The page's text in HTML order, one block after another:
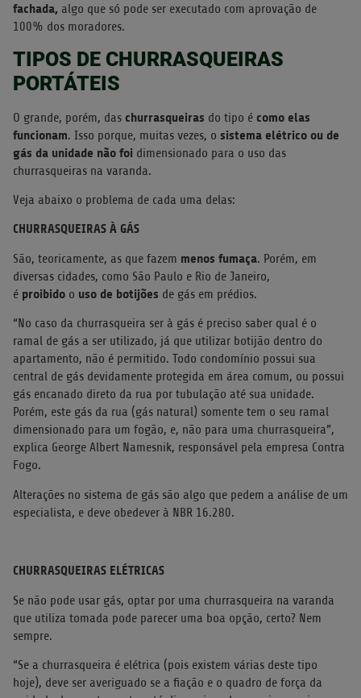
fachada, algo que só pode ser executado com aprovação de
100% dos moradores.
TIPOS DE CHURRASQUEIRAS
PORTÁTEIS
O grande, porém, das churrasqueiras do tipo é como elas
funcionam. Isso porque, muitas vezes, o sistema elétrico ou de
gás da unidade não foi dimensionado para o uso das
churrasqueiras na varanda.
Veja abaixo o problema de cada uma delas:
CHURRASQUEIRAS À GÁS
São, teoricamente, as que fazem menos fumaça. Porém, em
diversas cidades, como São Paulo e Rio de Janeiro,
é proibido o uso de botijões de gás em prédios.
“No caso da churrasqueira ser à gás é preciso saber qual é o
ramal de gás a ser utilizado, já que utilizar botijão dentro do
apartamento, não é permitido. Todo condomínio possui sua
central de gás devidamente protegida em área comum, ou possui
gás encanado direto da rua por tubulação até sua unidade.
Porém, este gás da rua (gás natural) somente tem o seu ramal
dimensionado para um fogão, e, não para uma churrasqueira”,
explica George Albert Namesnik, responsável pela empresa Contra
Fogo.
Alterações no sistema de gás são algo que pedem a análise de um
especialista, e deve obedever à NBR 16.280.
CHURRASQUEIRAS ELÉTRICAS
Se não pode usar gás, optar por uma churrasqueira na varanda
que utiliza tomada pode parecer uma boa opção, certo? Nem
sempre.
“Se a churrasqueira é elétrica (pois existem várias deste tipo
hoje), deve ser averiguado se a fiação e o quadro de força da